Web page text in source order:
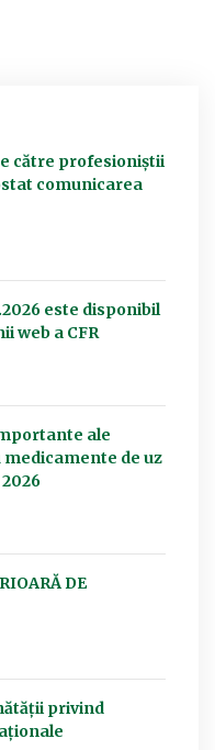
către profesioniștii
comunicarea
este disponibil
web a CFR
ale
de uz
DE
privind